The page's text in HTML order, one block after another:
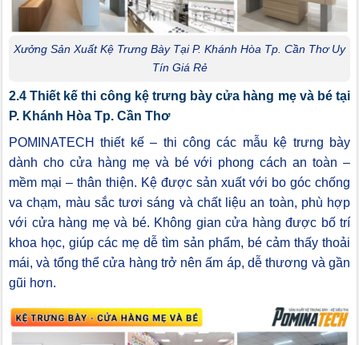
Xưởng Sản Xuất Kệ Trưng Bày Tại P. Khánh Hòa Tp. Cần Thơ Uy
Tín Giá Rẻ
2.4 Thiết kế thi công kệ trưng bày cửa hàng mẹ và bé tại
P. Khánh Hòa Tp. Cần Thơ
POMINATECH thiết kế – thi công các mẫu kệ trưng bày
dành cho cửa hàng mẹ và bé với phong cách an toàn –
mềm mại – thân thiện. Kệ được sản xuất với bo góc chống
va chạm, màu sắc tươi sáng và chất liệu an toàn, phù hợp
với cửa hàng mẹ và bé. Không gian cửa hàng được bố trí
khoa học, giúp các mẹ dễ tìm sản phẩm, bé cảm thấy thoải
mái, và tổng thể cửa hàng trở nên ấm áp, dễ thương và gần
gũi hơn.